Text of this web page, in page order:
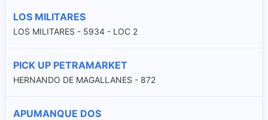
LOS MILITARES
LOS MILITARES - 5934 - LOC 2
PICK UP PETRAMARKET
HERNANDO DE MAGALLANES - 872
APUMANQUE DOS